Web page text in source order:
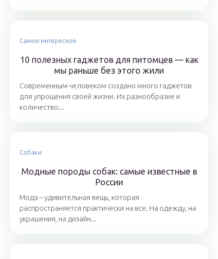
Самое интересное
10 полезных гаджетов для питомцев — как
мы раньше без этого жили
Современным человеком создано много гаджетов
для упрощения своей жизни. Их разнообразие и
количество...
Собаки
Модные породы собак: самые известные в
России
Мода – удивительная вещь, которая
распространяется практически на все. На одежду, на
украшения, на дизайн...